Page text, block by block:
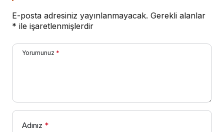
E-posta adresiniz yayınlanmayacak. Gerekli alanlar
* ile işaretlenmişlerdir
Yorumunuz *
Adınız *